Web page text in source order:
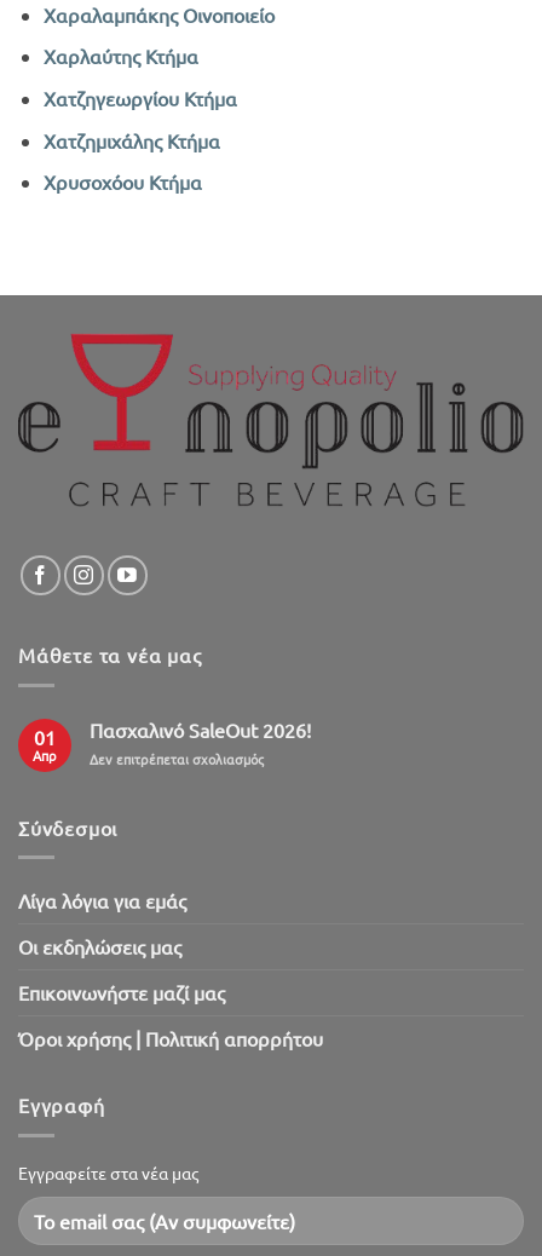
Χαραλαμπάκης Οινοποιείο
Χαρλαύτης Κτήμα
Χατζηγεωργίου Κτήμα
Χατζημιχάλης Κτήμα
Χρυσοχόου Κτήμα
Μάθετε τα νέα μας
01
Απρ
Πασχαλινό SaleOut 2026!
Δεν επιτρέπεται σχολιασμόςστο
Σύνδεσμοι
Λίγα λόγια για εμάς
Oι εκδηλώσεις μας
Επικοινωνήστε μαζί μας
Όροι χρήσης | Πολιτική απορρήτου
Εγγραφή
Εγγραφείτε στα νέα μας